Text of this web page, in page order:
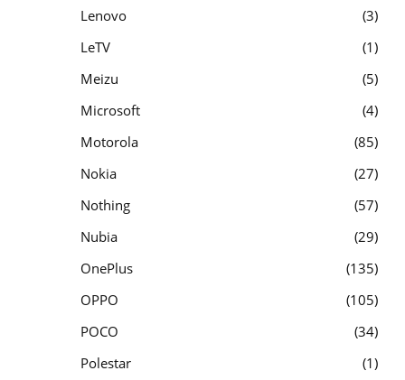
Lenovo
3
LeTV
1
Meizu
5
Microsoft
4
Motorola
85
Nokia
27
Nothing
57
Nubia
29
OnePlus
135
OPPO
105
POCO
34
Polestar
1